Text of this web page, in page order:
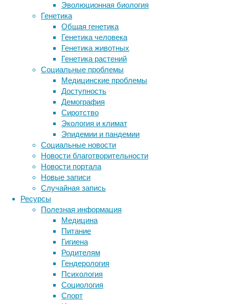
Эволюционная биология
Генетика
Общая генетика
Генетика человека
Генетика животных
Генетика растений
Социальные проблемы
Медицинские проблемы
Доступность
Демография
Сиротство
Экология и климат
Эпидемии и пандемии
Социальные новости
Новости благотворительности
Новости портала
Новые записи
Случайная запись
Ресурсы
Полезная информация
Медицина
Питание
Гигиена
Родителям
Гендерология
Психология
Социология
Спорт
Выбросы
углекислого
газа,
которые
возникнут
при
сжигании
доказанных
запасов
ископаемого
топлива
всего
200
компаний,
будут
настолько
велики,
что
для
их
компенсации
нужны
новые
леса
десятки
миллионов
квадратных
Метки
ДНК бактерии